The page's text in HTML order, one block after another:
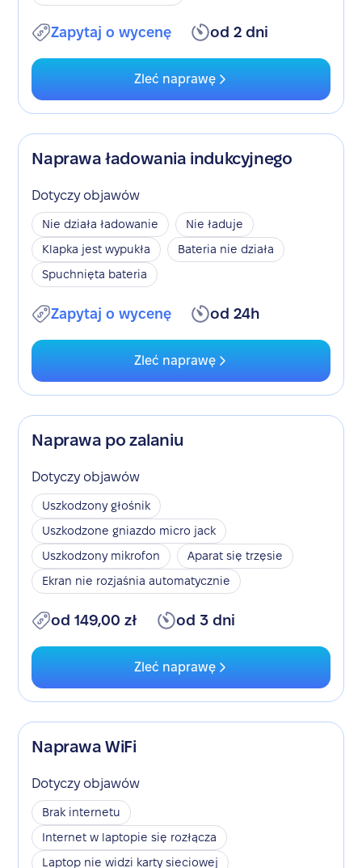
Zapytaj o wycenę od 2 dni
Zleć naprawę
Naprawa ładowania indukcyjnego
Dotyczy objawów
Nie działa ładowanie
Nie ładuje
Klapka jest wypukła
Bateria nie działa
Spuchnięta bateria
Zapytaj o wycenę od 24h
Zleć naprawę
Naprawa po zalaniu
Dotyczy objawów
Uszkodzony głośnik
Uszkodzone gniazdo micro jack
Uszkodzony mikrofon
Aparat się trzęsie
Ekran nie rozjaśnia automatycznie
od 149,00 zł od 3 dni
Zleć naprawę
Naprawa WiFi
Dotyczy objawów
Brak internetu
Internet w laptopie się rozłącza
Laptop nie widzi karty sieciowej